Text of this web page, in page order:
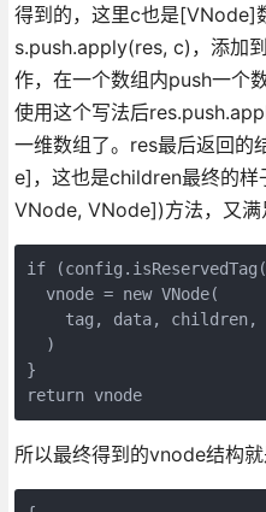
得到的，这里c也是[VNode]
s.push.apply(res, c)，添加
作，在一个数组内push一个
使用这个写法后
一维数组了。res最后返回
e]，这也是children最终的
VNode, VNode])方法，又满
if
  vnode = new VNode(
tag, data, children,
  )
}
return vnode
所以最终得到的vnode结构就